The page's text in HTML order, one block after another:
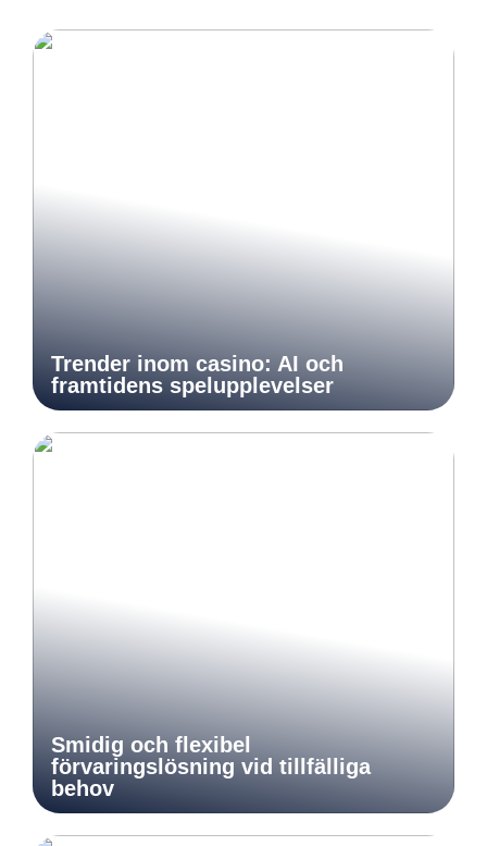
Trender inom casino: AI och
framtidens spelupplevelser
Smidig och flexibel
förvaringslösning vid tillfälliga
behov